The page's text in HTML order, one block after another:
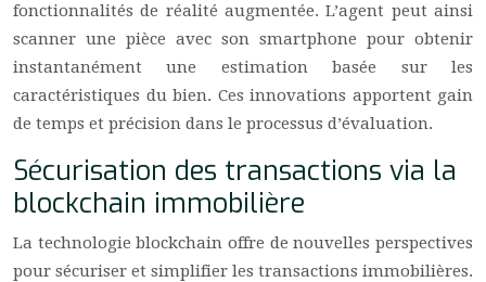
fonctionnalités de réalité augmentée. L’agent peut ainsi
scanner une pièce avec son smartphone pour obtenir
instantanément une estimation basée sur les
caractéristiques du bien. Ces innovations apportent gain
de temps et précision dans le processus d’évaluation.
Sécurisation des transactions via la
blockchain immobilière
La technologie blockchain offre de nouvelles perspectives
pour sécuriser et simplifier les transactions immobilières.